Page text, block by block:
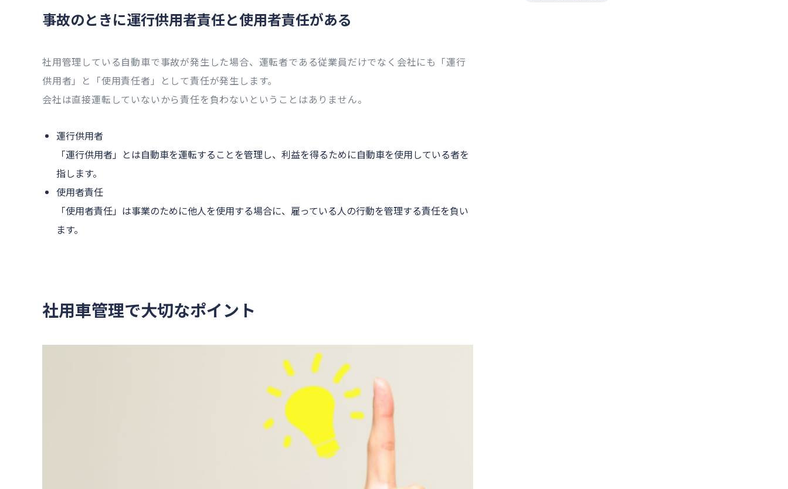
事故のときに運行供用者責任と使用者責任がある
社用管理している自動車で事故が発生した場合、運転者である従業員だけでなく会社にも「運行
供用者」と「使用責任者」として責任が発生します。
会社は直接運転していないから責任を負わないということはありません。
運行供用者
「運行供用者」とは自動車を運転することを管理し、利益を得るために自動車を使用している者を
指します。
使用者責任
「使用者責任」は事業のために他人を使用する場合に、雇っている人の行動を管理する責任を負い
ます。
社用車管理で大切なポイント